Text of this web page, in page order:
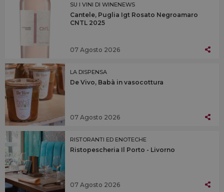
SU I VINI DI WINENEWS
Cantele, Puglia Igt Rosato Negroamaro
CNTL 2025
07 Agosto 2026
LA DISPENSA
De Vivo, Babà in vasocottura
07 Agosto 2026
RISTORANTI ED ENOTECHE
Ristopescheria Il Porto - Livorno
07 Agosto 2026